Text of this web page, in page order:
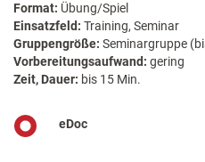
Format: Übung/Spiel
Einsatzfeld: Training, Seminar
Gruppengröße: Seminargruppe
Vorbereitungsaufwand: gering
Zeit, Dauer: bis 15 Min.
eDoc